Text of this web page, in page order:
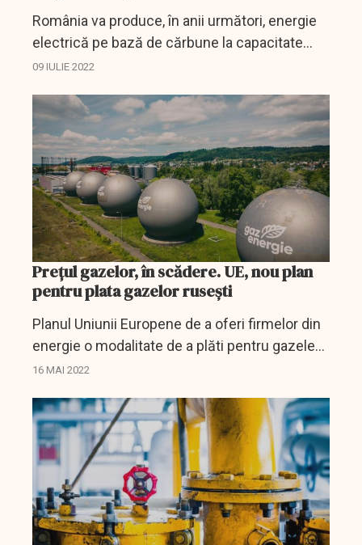
România va produce, în anii următori, energie
electrică pe bază de cărbune la capacitate
maximă, pentru a trece peste această criză, a
Energiei,...
09 IULIE 2022
Prețul gazelor, în scădere. UE, nou plan
pentru plata gazelor rusești
Planul Uniunii Europene de a oferi firmelor din
energie o modalitate de a plăti pentru gazele
naturale rusești fără a încălca sancțiunile a
zi,...
16 MAI 2022